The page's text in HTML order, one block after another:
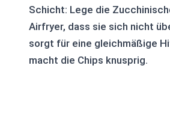
Schicht: Lege die
Airfryer, dass sie sich nicht
sorgt für eine gleichmäßige
macht die Chips knusprig.